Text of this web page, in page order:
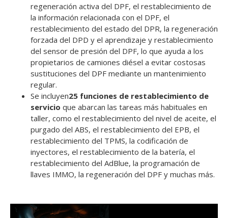
regeneración activa del DPF, el restablecimiento de
la información relacionada con el DPF, el
restablecimiento del estado del DPR, la regeneración
forzada del DPD y el aprendizaje y restablecimiento
del sensor de presión del DPF, lo que ayuda a los
propietarios de camiones diésel a evitar costosas
sustituciones del DPF mediante un mantenimiento
regular.
Se incluyen25 funciones de restablecimiento de
servicio que abarcan las tareas más habituales en
taller, como el restablecimiento del nivel de aceite, el
purgado del ABS, el restablecimiento del EPB, el
restablecimiento del TPMS, la codificación de
inyectores, el restablecimiento de la batería, el
restablecimiento del AdBlue, la programación de
llaves IMMO, la regeneración del DPF y muchas más.